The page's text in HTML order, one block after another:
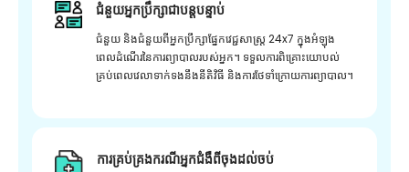
ជំនួយអ្នកប្រឹក្សាជាបន្តបន្ទាប់
ជំនួយ និងជំនួយពីអ្នកប្រឹក្សាផ្នែកវេជ្ជសាស្រ្ត 24x7 ក្នុងអំឡុង
ពេលដំណើរនៃការព្យាបាលរបស់អ្នក។ ទទួលការពិគ្រោះយោបល់
គ្រប់ពេលវេលាទាក់ទងនឹងនីតិវិធី និងការថែទាំក្រោយការព្យាបាល។
ការគ្រប់គ្រងករណីអ្នកជំងឺពីចុងដល់ចប់